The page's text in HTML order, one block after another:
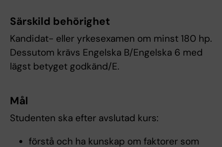
Särskild behörighet
Kandidat- eller yrkesexamen om minst 180 hp.
Dessutom krävs Engelska B/Engelska 6 med
lägst betyget godkänd/E.
Mål
Studenten ska efter avslutad kurs:
förstå och ha kunskap om faktorer som